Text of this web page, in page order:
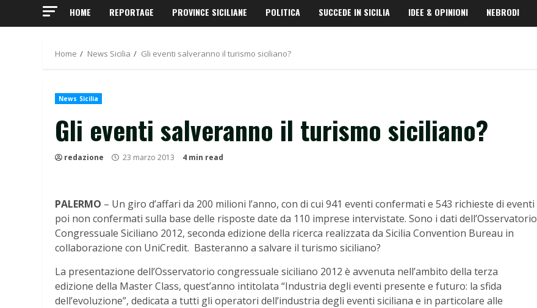
HOME REPORTAGE PROVINCE SICILIANE POLITICA SUCCEDE IN SICILIA IDEE & OPINIONI NEBRODI
Home News Sicilia Gli eventi salveranno il turismo siciliano?
News Sicilia
Gli eventi salveranno il turismo siciliano?
redazione 23 marzo 2013 4 min read
PALERMO – Un giro d’affari da 200 milioni l’anno, con di cui 941 eventi confermati e 543 richieste di eventi
poi non confermati sulla base delle risposte date da 110 imprese intervistate. Sono i dati dell’Osservatorio
Congressuale Siciliano 2012, seconda edizione della ricerca realizzata da Sicilia Convention Bureau in
collaborazione con UniCredit. Basteranno a salvare il turismo siciliano?
La presentazione dell’Osservatorio congressuale siciliano 2012 è avvenuta nell’ambito della terza
edizione della Master Class, quest’anno intitolata “Industria degli eventi presente e futuro: la sfida
dell’evoluzione”, dedicata a tutti gli operatori dell’industria degli eventi siciliana e in particolare alle